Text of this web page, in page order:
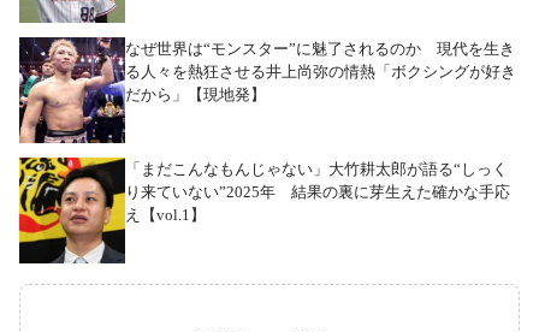
なぜ世界は“モンスター”に魅了されるのか 現代を生き
る人々を熱狂させる井上尚弥の情熱「ボクシングが好き
だから」【現地発】
「まだこんなもんじゃない」大竹耕太郎が語る“しっく
り来ていない”2025年 結果の裏に芽生えた確かな手応
え【vol.1】